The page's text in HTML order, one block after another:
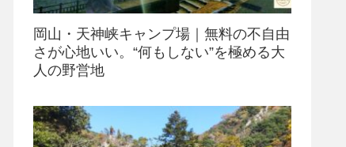
岡山・天神峡キャンプ場｜無料の不自由
さが心地いい。“何もしない”を極める大
人の野営地